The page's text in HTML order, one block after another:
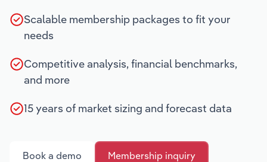
Scalable membership packages to fit your
needs
Competitive analysis, financial benchmarks,
and more
15 years of market sizing and forecast data
Book a demo Membership inquiry